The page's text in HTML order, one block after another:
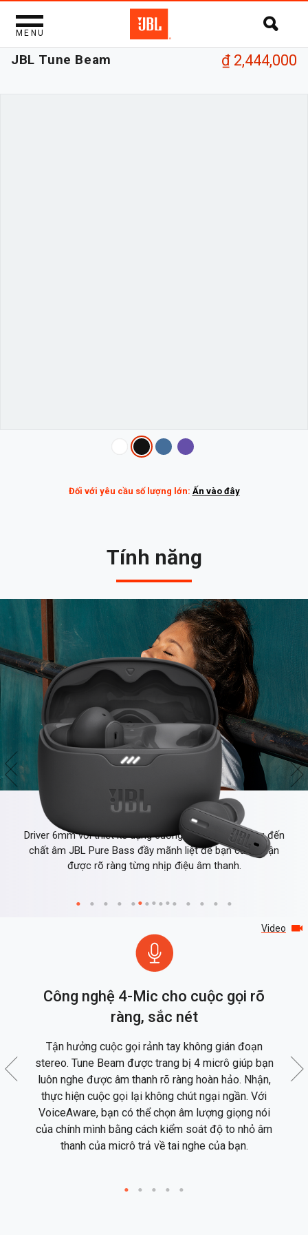
MENU
JBL Tune Beam ₫ 2,444,000
Đối với yêu cầu số lượng lớn: Ấn vào đây
Video
Tính năng
JBL Pure Bass Sound
Driver 6mm với thiết kế dạng cuống thông minh mang đến
chất âm JBL Pure Bass đầy mãnh liệt để bạn cảm nhận
được rõ ràng từng nhịp điệu âm thanh.
Công nghệ 4-Mic cho cuộc gọi rõ
ràng, sắc nét
Tận hưởng cuộc gọi rảnh tay không gián đoạn
stereo. Tune Beam được trang bị 4 micrô giúp bạn
luôn nghe được âm thanh rõ ràng hoàn hảo. Nhận,
thực hiện cuộc gọi lại không chút ngại ngần. Với
VoiceAware, bạn có thể chọn âm lượng giọng nói
của chính mình bằng cách kiểm soát độ to nhỏ âm
thanh của micrô trả về tai nghe của bạn.